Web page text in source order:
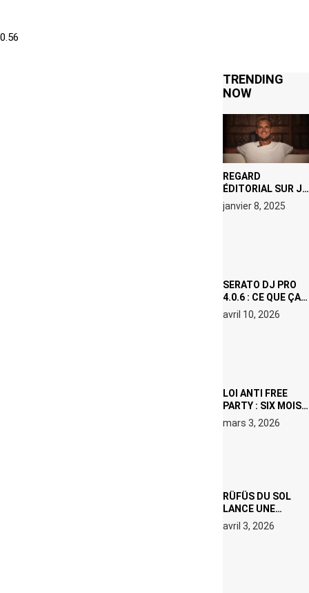
TRENDING
NOW
REGARD
ÉDITORIAL SUR JE
M’APPELLE TIM
(NETFLIX) : AVICII,
janvier 8, 2025
SERATO DJ PRO
4.0.6 : CE QUE ÇA
CHANGE, MÊME SI
VOUS N’ÊTES NI
avril 10, 2026
LOI ANTI FREE
PARTY : SIX MOIS
DE PRISON ET 5
000 € D’AMENDE
mars 3, 2026
RÜFÜS DU SOL
LANCE UNE
RÉSIDENCE DJ
SET DE QUATRE
avril 3, 2026